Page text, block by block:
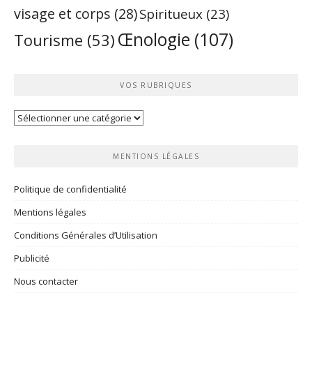
visage et corps (28)Spiritueux (23)
Tourisme (53) Œnologie (107)
VOS RUBRIQUES
Vos
MENTIONS LÉGALES
Politique de confidentialité
Mentions légales
Conditions Générales d’Utilisation
Publicité
Nous contacter